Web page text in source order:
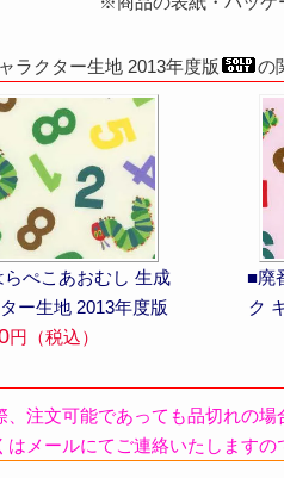
ラクター生地 2013年度版 の
ぺこあおむし 生成
ー生地 2013年度版
円（税込）
■廃
ク
注文可能であっても品切れの場
メールにてご連絡いたしますの